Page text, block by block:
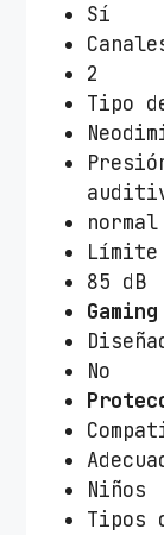
Sí
2
Tipo
normal
Límite
85 dB
Gaming
No
Niños
Tipos